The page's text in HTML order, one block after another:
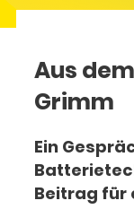
Aus
Grimm
Ein
Beitrag für